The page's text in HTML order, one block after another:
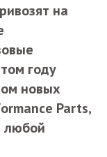
на
году
новых
Parts,
любой